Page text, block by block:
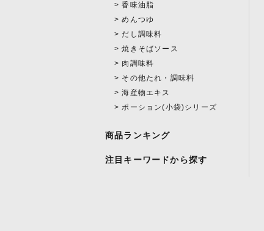
香味油脂
めんつゆ
だし調味料
焼きそばソース
肉調味料
その他たれ・調味料
海産物エキス
ポーション(小袋)シリーズ
商品ランキング
注目キーワードから探す